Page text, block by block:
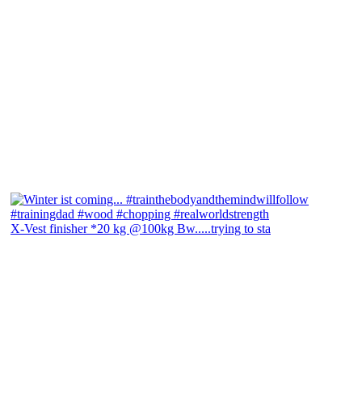
X-Vest finisher *20 kg @100kg Bw.....trying to sta